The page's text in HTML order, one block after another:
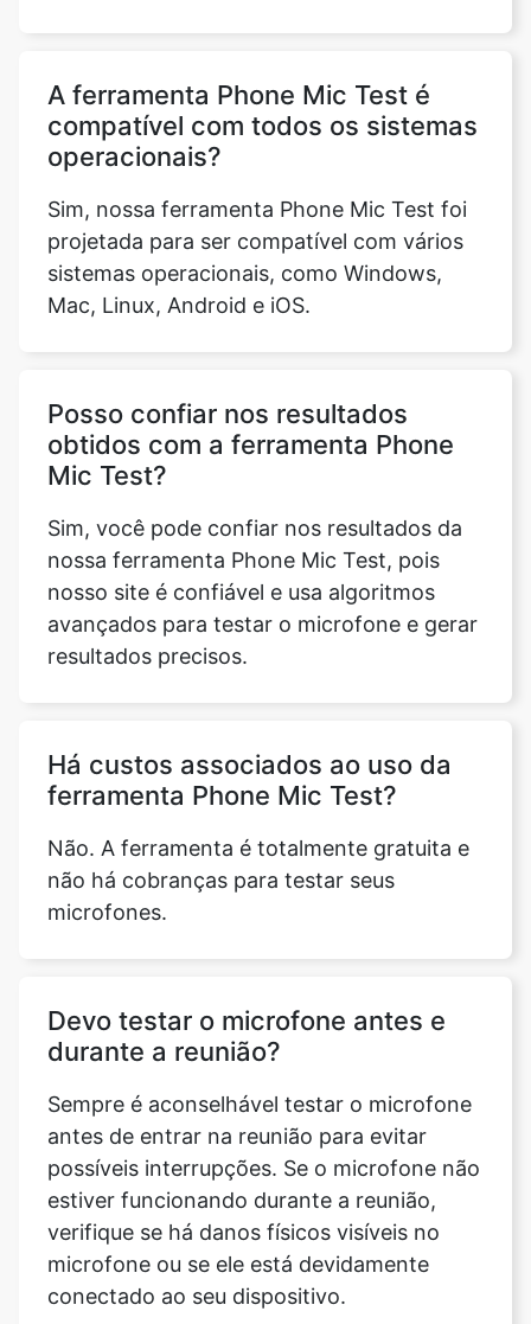
A ferramenta Phone Mic Test é
compatível com todos os sistemas
operacionais?
Sim, nossa ferramenta Phone Mic Test foi
projetada para ser compatível com vários
sistemas operacionais, como Windows,
Mac, Linux, Android e iOS.
Posso confiar nos resultados
obtidos com a ferramenta Phone
Mic Test?
Sim, você pode confiar nos resultados da
nossa ferramenta Phone Mic Test, pois
nosso site é confiável e usa algoritmos
avançados para testar o microfone e gerar
resultados precisos.
Há custos associados ao uso da
ferramenta Phone Mic Test?
Não. A ferramenta é totalmente gratuita e
não há cobranças para testar seus
microfones.
Devo testar o microfone antes e
durante a reunião?
Sempre é aconselhável testar o microfone
antes de entrar na reunião para evitar
possíveis interrupções. Se o microfone não
estiver funcionando durante a reunião,
verifique se há danos físicos visíveis no
microfone ou se ele está devidamente
conectado ao seu dispositivo.